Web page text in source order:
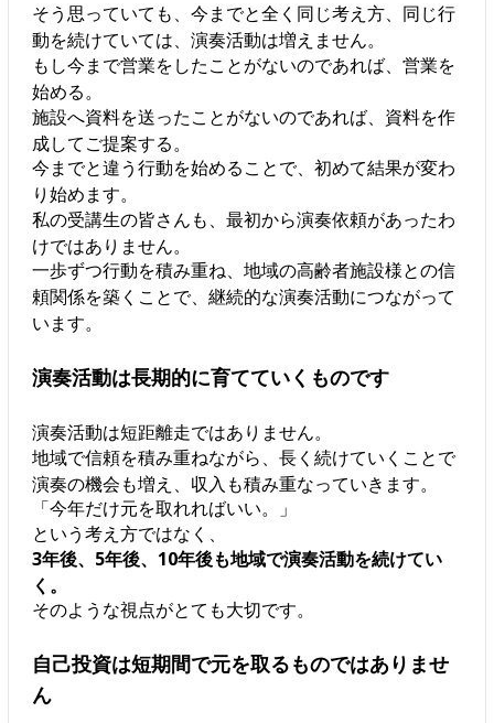
そう思っていても、今までと全く同じ考え方、同じ行
動を続けていては、演奏活動は増えません。
もし今まで営業をしたことがないのであれば、営業を
始める。
施設へ資料を送ったことがないのであれば、資料を作
成してご提案する。
今までと違う行動を始めることで、初めて結果が変わ
り始めます。
私の受講生の皆さんも、最初から演奏依頼があったわ
けではありません。
一歩ずつ行動を積み重ね、地域の高齢者施設様との信
頼関係を築くことで、継続的な演奏活動につながって
います。
演奏活動は長期的に育てていくものです
演奏活動は短距離走ではありません。
地域で信頼を積み重ねながら、長く続けていくことで
演奏の機会も増え、収入も積み重なっていきます。
「今年だけ元を取れればいい。」
という考え方ではなく、
3年後、5年後、10年後も地域で演奏活動を続けてい
く。
そのような視点がとても大切です。
自己投資は短期間で元を取るものではありませ
ん